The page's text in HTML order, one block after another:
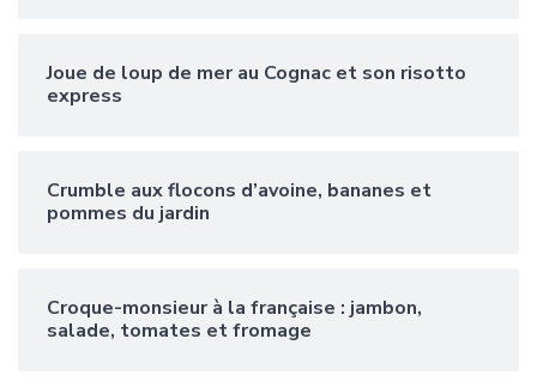
Joue de loup de mer au Cognac et son risotto
express
Crumble aux flocons d’avoine, bananes et
pommes du jardin
Croque-monsieur à la française : jambon,
salade, tomates et fromage